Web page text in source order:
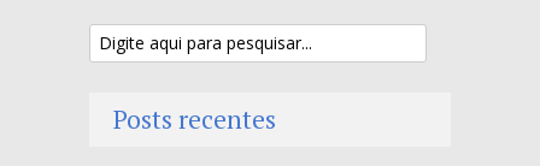
Posts recentes